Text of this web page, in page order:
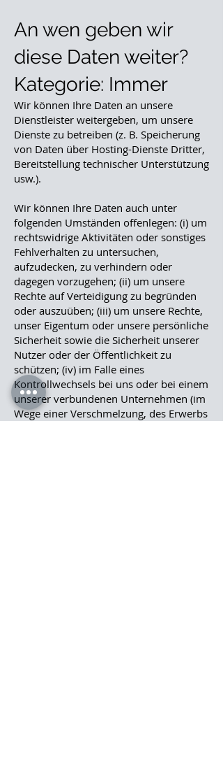
An wen geben wir
diese Daten weiter?
Kategorie: Immer
Wir können Ihre Daten an unsere
Dienstleister weitergeben, um unsere
Dienste zu betreiben (z. B. Speicherung
von Daten über Hosting-Dienste Dritter,
Bereitstellung technischer Unterstützung
usw.).
Wir können Ihre Daten auch unter
folgenden Umständen offenlegen: (i) um
rechtswidrige Aktivitäten oder sonstiges
Fehlverhalten zu untersuchen,
aufzudecken, zu verhindern oder
dagegen vorzugehen; (ii) um unsere
Rechte auf Verteidigung zu begründen
oder auszuüben; (iii) um unsere Rechte,
unser Eigentum oder unsere persönliche
Sicherheit sowie die Sicherheit unserer
Nutzer oder der Öffentlichkeit zu
schützen; (iv) im Falle eines
Kontrollwechsels bei uns oder bei einem
unserer verbundenen Unternehmen (im
Wege einer Verschmelzung, des Erwerbs